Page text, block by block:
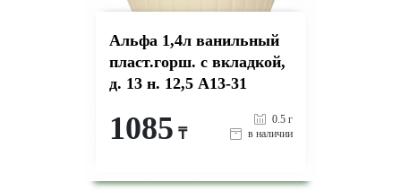
Альфа 1,4л ванильный
пласт.горш. с вкладкой,
д. 13 н. 12,5 А13-31
1085 ₸
0.5 г
в наличии